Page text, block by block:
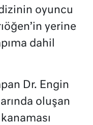
oyuncu
yerine
dahil
Dr. Engin
oluşan